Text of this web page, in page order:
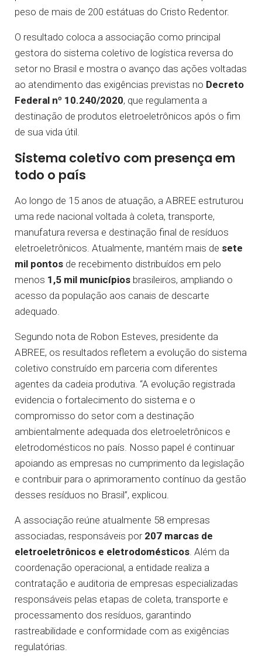
peso de mais de 200 estátuas do Cristo Redentor.
O resultado coloca a associação como principal
gestora do sistema coletivo de logística reversa do
setor no Brasil e mostra o avanço das ações voltadas
ao atendimento das exigências previstas no Decreto
Federal nº 10.240/2020, que regulamenta a
destinação de produtos eletroeletrônicos após o fim
de sua vida útil.
Sistema coletivo com presença em
todo o país
Ao longo de 15 anos de atuação, a ABREE estruturou
uma rede nacional voltada à coleta, transporte,
manufatura reversa e destinação final de resíduos
eletroeletrônicos. Atualmente, mantém mais de sete
mil pontos de recebimento distribuídos em pelo
menos 1,5 mil municípios brasileiros, ampliando o
acesso da população aos canais de descarte
adequado.
Segundo nota de Robon Esteves, presidente da
ABREE, os resultados refletem a evolução do sistema
coletivo construído em parceria com diferentes
agentes da cadeia produtiva. “A evolução registrada
evidencia o fortalecimento do sistema e o
compromisso do setor com a destinação
ambientalmente adequada dos eletroeletrônicos e
eletrodomésticos no país. Nosso papel é continuar
apoiando as empresas no cumprimento da legislação
e contribuir para o aprimoramento contínuo da gestão
desses resíduos no Brasil”, explicou.
A associação reúne atualmente 58 empresas
associadas, responsáveis por 207 marcas de
eletroeletrônicos e eletrodomésticos. Além da
coordenação operacional, a entidade realiza a
contratação e auditoria de empresas especializadas
responsáveis pelas etapas de coleta, transporte e
processamento dos resíduos, garantindo
rastreabilidade e conformidade com as exigências
regulatórias.